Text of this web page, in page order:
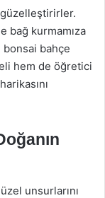
güzelleştirirler.
bağ kurmamıza
bonsai bahçe
hem de öğretici
unsurlarını